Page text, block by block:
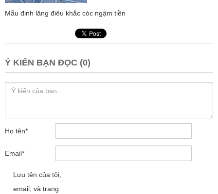
Mẫu đinh lăng điêu khắc cóc ngậm tiền
Ý KIẾN BẠN ĐỌC (0)
Họ tên*
Email*
Lưu tên của tôi,
email, và trang